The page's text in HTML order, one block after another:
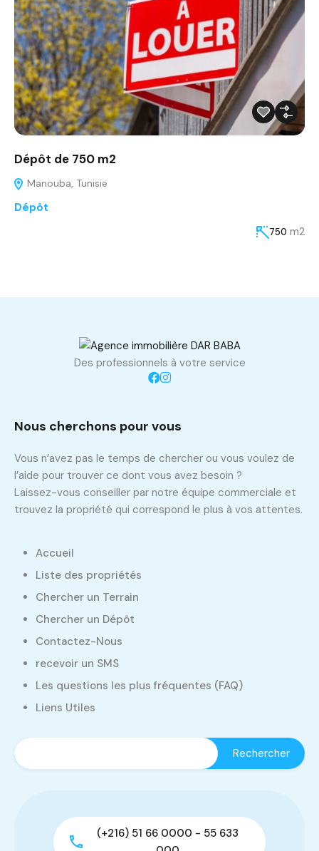
Dépôt de 750 m2
Manouba, Tunisie
Dépôt
750 m2
Des professionnels à votre service
Nous cherchons pour vous
Vous n’avez pas le temps de chercher ou vous voulez de
l’aide pour trouver ce dont vous avez besoin ?
Laissez-vous conseiller par notre équipe commerciale et
trouvez la propriété qui correspond le plus à vos attentes.
Accueil
Liste des propriétés
Chercher un Terrain
Chercher un Dépôt
Contactez-Nous
recevoir un SMS
Les questions les plus fréquentes (FAQ)
Liens Utiles
(+216) 51 66 0000 - 55 633